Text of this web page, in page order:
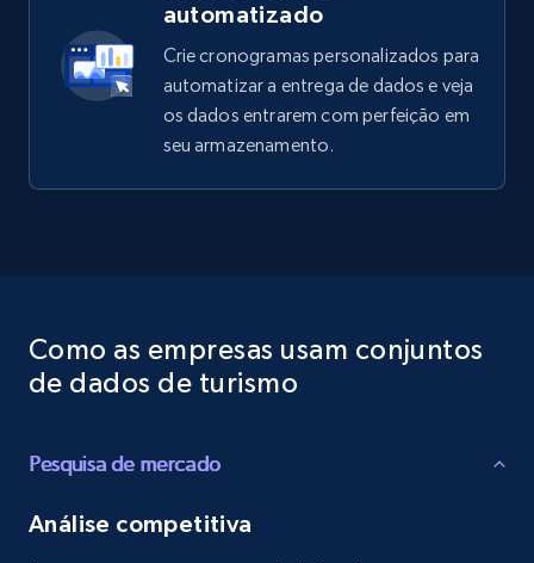
automatizado
Crie cronogramas personalizados para
automatizar a entrega de dados e veja
os dados entrarem com perfeição em
seu armazenamento.
Como as empresas usam conjuntos
de dados de turismo
Pesquisa de mercado
Análise competitiva